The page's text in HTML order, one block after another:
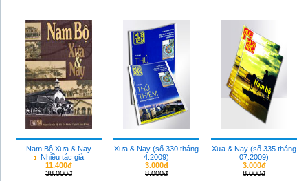
Nam Bộ Xưa & Nay
Nhiều tác giả
11.400đ
38.000đ
Xưa & Nay (số 330 tháng
4.2009)
3.000đ
8.000đ
Xưa & Nay (số 335 tháng
07.2009)
3.000đ
8.000đ